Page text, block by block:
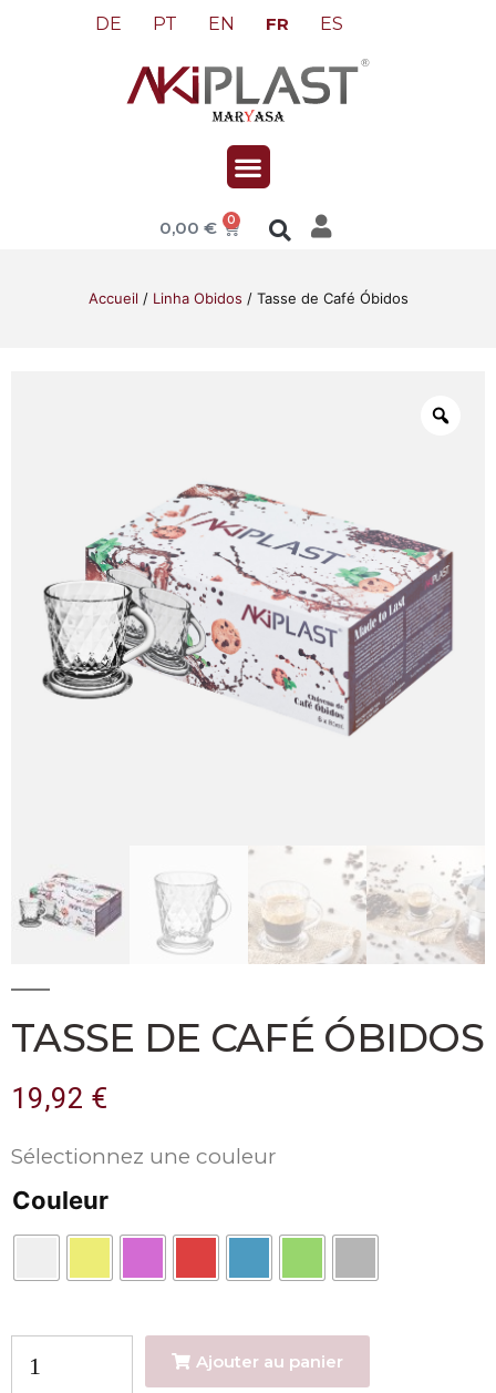
DE PT EN FR ES
0,00€ 0
Accueil / Linha Obidos / Tasse de Café Óbidos
TASSE DE CAFÉ ÓBIDOS
19,92 €
Sélectionnez une couleur
Couleur
Ajouter au panier